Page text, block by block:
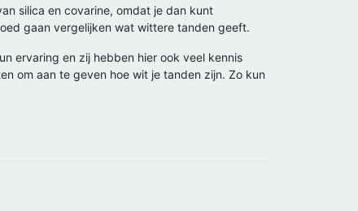
silica en covarine, omdat je dan kunt
gaan vergelijken wat wittere tanden geeft.
ervaring en zij hebben hier ook veel kennis
om aan te geven hoe wit je tanden zijn. Zo kun